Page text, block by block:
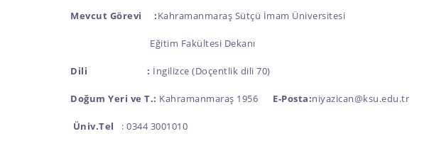
Mevcut Görevi :Kahramanmaraş Sütçü İmam Üniversitesi
Eğitim Fakültesi Dekanı
Dili : İngilizce (Doçentlik dili 70)
Doğum Yeri ve T.: Kahramanmaraş 1956 E-Posta:niyazican@ksu.edu.tr
Üniv.Tel : 0344 3001010